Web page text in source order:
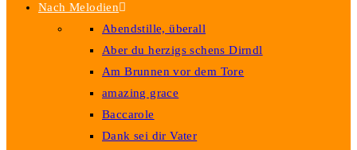
Nach Melodien
Abendstille, überall
Aber du herzigs schens Dirndl
Am Brunnen vor dem Tore
amazing grace
Baccarole
Dank sei dir Vater